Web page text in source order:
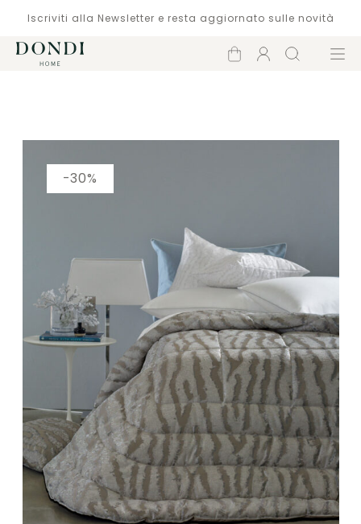
Iscriviti alla Newsletter e resta aggiornato sulle novità
Carrello
Account
Cerca Menù
-30%